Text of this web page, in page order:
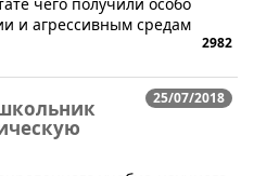
чего получили особо
и агрессивным средам
2982
25/07/2018